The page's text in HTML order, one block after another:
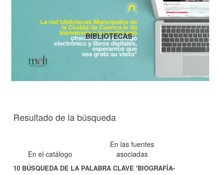
Resultado de la búsqueda
En el catálogo
En las fuentes
asociadas
10 BÚSQUEDA DE LA PALABRA CLAVE'BIOGRAFÍA-
BIBLIOTECAS